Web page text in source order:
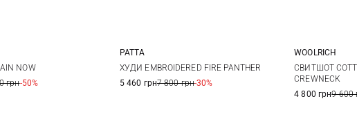
M NOW
грн-50%
S M L XL
PATTA
ХУДИ EMBROIDERED FIRE PANTHER
5 460 грн7 800 грн-30%
L
WOOLRICH
СВИТШОТ
CREWNECK
4 800 грн9 600